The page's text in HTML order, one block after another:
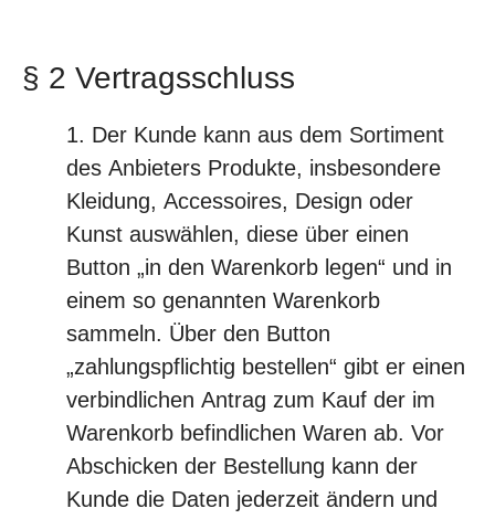
§ 2 Vertragsschluss
Der Kunde kann aus dem Sortiment
des Anbieters Produkte, insbesondere
Kleidung, Accessoires, Design oder
Kunst auswählen, diese über einen
Button „in den Warenkorb legen“ und in
einem so genannten Warenkorb
sammeln. Über den Button
„zahlungspflichtig bestellen“ gibt er einen
verbindlichen Antrag zum Kauf der im
Warenkorb befindlichen Waren ab. Vor
Abschicken der Bestellung kann der
Kunde die Daten jederzeit ändern und